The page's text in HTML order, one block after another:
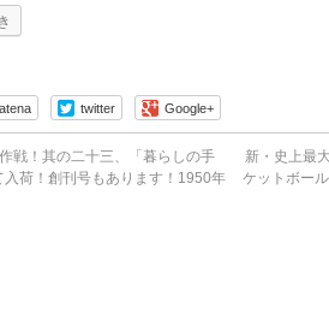
twitter Google+
戦！其の二十三、「暮らしの手
荷！創刊号もあります！1950年
新・史上最
ケットボー